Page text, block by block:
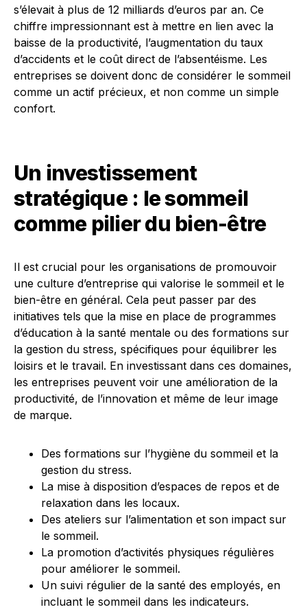
s’élevait à plus de 12 milliards d’euros par an. Ce
chiffre impressionnant est à mettre en lien avec la
baisse de la productivité, l’augmentation du taux
d’accidents et le coût direct de l’absentéisme. Les
entreprises se doivent donc de considérer le sommeil
comme un actif précieux, et non comme un simple
confort.
Un investissement
stratégique : le sommeil
comme pilier du bien-être
Il est crucial pour les organisations de promouvoir
une culture d’entreprise qui valorise le sommeil et le
bien-être en général. Cela peut passer par des
initiatives tels que la mise en place de programmes
d’éducation à la santé mentale ou des formations sur
la gestion du stress, spécifiques pour équilibrer les
loisirs et le travail. En investissant dans ces domaines,
les entreprises peuvent voir une amélioration de la
productivité, de l’innovation et même de leur image
de marque.
Des formations sur l’hygiène du sommeil et la
gestion du stress.
La mise à disposition d’espaces de repos et de
relaxation dans les locaux.
Des ateliers sur l’alimentation et son impact sur
le sommeil.
La promotion d’activités physiques régulières
pour améliorer le sommeil.
Un suivi régulier de la santé des employés, en
incluant le sommeil dans les indicateurs.